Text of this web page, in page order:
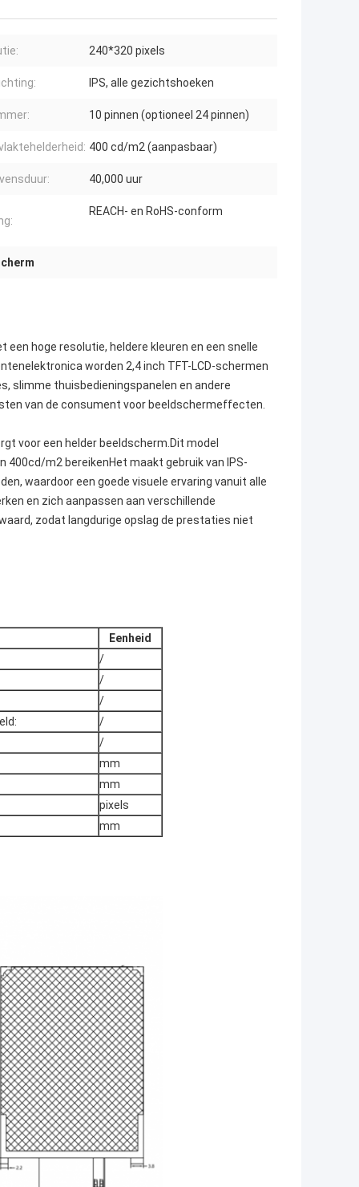
240*320 pixels
IPS, alle gezichtshoeken
10 pinnen (optioneel 24 pinnen)
400 cd/m2 (aanpasbaar)
40,000 uur
REACH- en RoHS-conform
een hoge resolutie, heldere kleuren en een snelle
worden 2,4 inch TFT-LCD-schermen
slimme thuisbedieningspanelen en andere
van de consument voor beeldschermeffecten.
voor een helder beeldscherm.Dit model
400cd/m2 bereikenHet maakt gebruik van IPS-
waardoor een goede visuele ervaring vanuit alle
en zich aanpassen aan verschillende
zodat langdurige opslag de prestaties niet
Eenheid
/
/
/
/
/
mm
mm
pixels
mm